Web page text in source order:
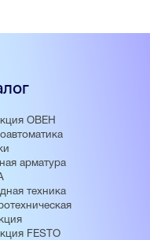
ОВЕН
арматура
техника
FESTO